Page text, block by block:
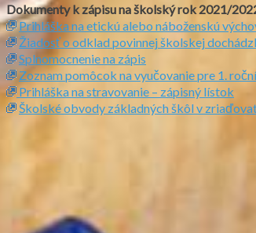
Dokumenty k zápisu na školský rok 2021/
Prihláška na etickú alebo náboženskú
Žiadosť o odklad povinnej školskej
Splnomocnenie na zápis
Zoznam pomôcok na vyučovanie pre 1.
Prihláška na stravovanie – zápisný lístok
Školské obvody základných škôl v